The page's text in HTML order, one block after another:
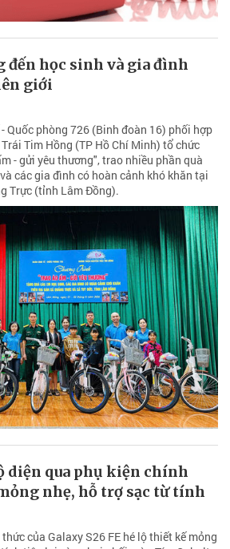
đến học sinh và gia đình
giới
Quốc phòng 726 (Binh đoàn 16) phối hợp
Tim Hồng (TP Hồ Chí Minh) tổ chức
- gửi yêu thương", trao nhiều phần quà
các gia đình có hoàn cảnh khó khăn tại
Trực (tỉnh Lâm Đồng).
diện qua phụ kiện chính
nhẹ, hỗ trợ sạc từ tính
của Galaxy S26 FE hé lộ thiết kế mỏng